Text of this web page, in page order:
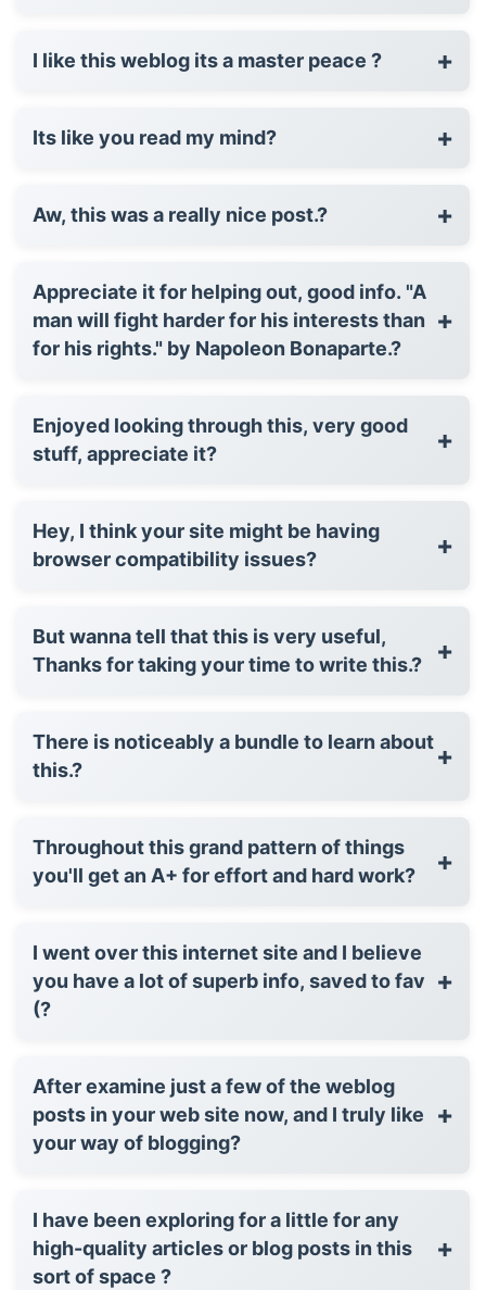
I like this weblog its a master peace ? +
Its like you read my mind? +
Aw, this was a really nice post.? +
Appreciate it for helping out, good info. "A
man will fight harder for his interests than
for his rights." by Napoleon Bonaparte.?
+
Enjoyed looking through this, very good
stuff, appreciate it?
+
Hey, I think your site might be having
browser compatibility issues?
+
But wanna tell that this is very useful,
Thanks for taking your time to write this.?
+
There is noticeably a bundle to learn about
this.?
+
Throughout this grand pattern of things
you'll get an A+ for effort and hard work?
+
I went over this internet site and I believe
you have a lot of superb info, saved to fav
(?
+
After examine just a few of the weblog
posts in your web site now, and I truly like
your way of blogging?
+
I have been exploring for a little for any
high-quality articles or blog posts in this
sort of space ?
+